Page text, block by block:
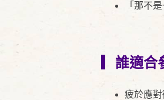
「那不
▎誰適合
疲於應